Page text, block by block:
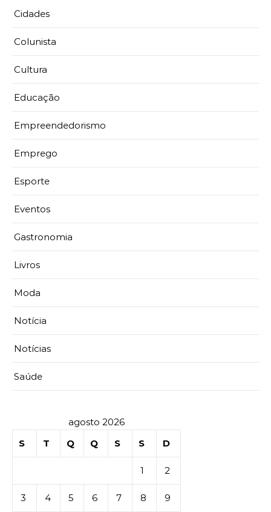
Cidades
Colunista
Cultura
Educação
Empreendedorismo
Emprego
Esporte
Eventos
Gastronomia
Livros
Moda
Notícia
Notícias
Saúde
agosto 2026
S
T Q Q S S D
1 2
3 4 5 6 7 8 9